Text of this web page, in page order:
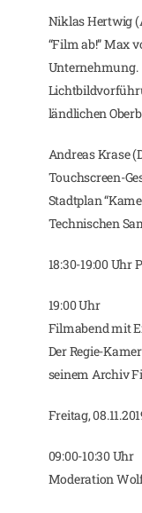
Niklas Hertwig
“Film ab!” Max
Unternehmung.
ländlichen
Andreas Krase
Touchscreen-
Stadtplan
Technischen
18:30-19:00 Uhr
19:00 Uhr
Filmabend mit
Der Regie-
seinem Archiv
Freitag,
09:00-10:30 Uhr
Moderation